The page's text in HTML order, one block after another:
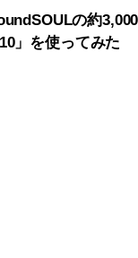
の約
」を使ってみた